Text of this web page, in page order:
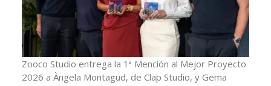
Zooco Studio entrega la 1ª Mención al Mejor Proyecto
2026 a Àngela Montagud, de Clap Studio, y Gema